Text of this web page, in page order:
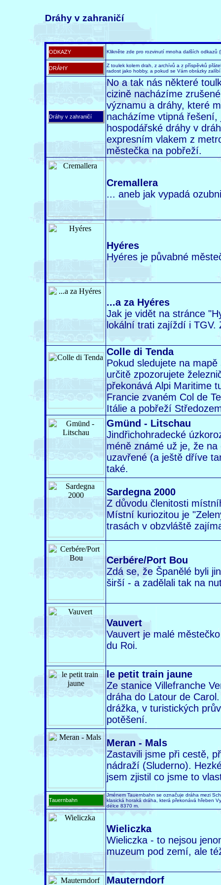
Dráhy v zahraničí
ODKAZY Klikněte zde pro rozvinutí mnoha dalších odkazů
DRÁHY
Z toulek kolem drah, z archívů a z příspěvků
radost jako hobby, a pokud se Vám obrázky
Dráhy v zahraničí
No a tak nás některé
cizině nacházíme
významu a dráhy, které
nacházíme vtipná
hospodářské dráhy v
expresním vlakem z
městečka na pobřeží.
Cremallera
... aneb jak vypadá
Hyéres
Hyéres je půvabné
...a za Hyéres
Jak je vidět na stránce
lokální trati zajíždí i
Colle di Tenda
Pokud sledujete na
určitě zpozorujete
překonává Alpi Maritime
Francie zvaném Col de
Itálie a pobřeží
Gmünd - Litschau
Jindřichohradecké
méně známé už je, že
uzavřené (a ještě dříve
také.
Sardegna 2000
Z důvodu členitosti
Místní kuriozitou je
trasách v obzvláště
Cerbére/Port Bou
Zdá se, že Španělé byli
širší - a zadělali tak na
Vauvert
Vauvert je malé
du Roi.
le petit train jaune
Ze stanice Villefranche
dráha do Latour de
drážka, v turistických
potěšení.
Meran - Mals
Zastavili jsme při cestě,
nádraží (Sluderno).
jsem zjistil co jsme to
Tauernbahn
Jménem Tauernbahn se označuje dráha mezi
klasická horaká dráha, která překonává hřeben
délce 8370 m.
Wieliczka
Wieliczka - to nejsou
muzeum pod zemí, ale
Mauterndorf